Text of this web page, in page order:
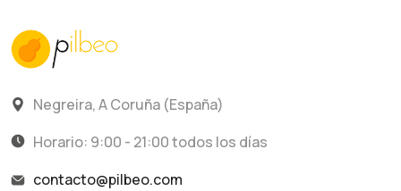
Negreira, A Coruña (España)
Horario: 9:00 - 21:00 todos los días
contacto@pilbeo.com